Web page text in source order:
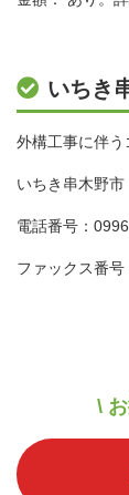
いちき
外構工事に伴う
いちき串木野
電話番号：
ファックス番
\